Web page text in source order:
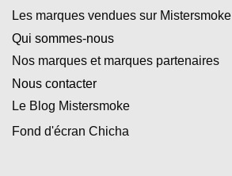
Les marques vendues sur Mistersmoke
Qui sommes-nous
Nos marques et marques partenaires
Nous contacter
Le Blog Mistersmoke
Fond d'écran Chicha